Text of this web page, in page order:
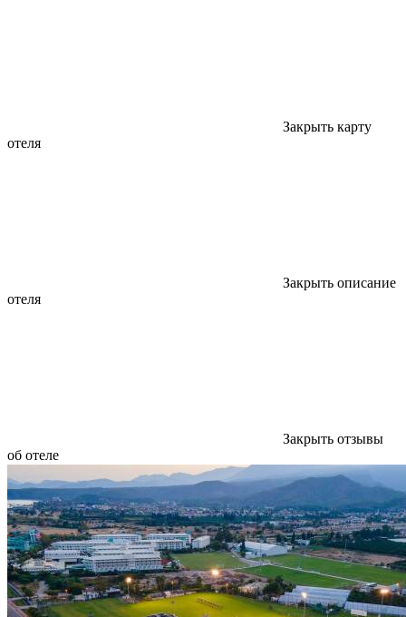
Закрыть карту
отеля
Закрыть описание
отеля
Закрыть отзывы
об отеле